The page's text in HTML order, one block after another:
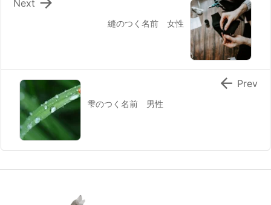
縫のつく名前 女性
Next
雫のつく名前 男性
 Prev